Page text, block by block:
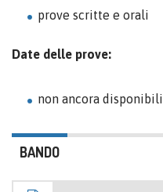
prove scritte e orali
Date delle prove:
non ancora disponibili
BANDO